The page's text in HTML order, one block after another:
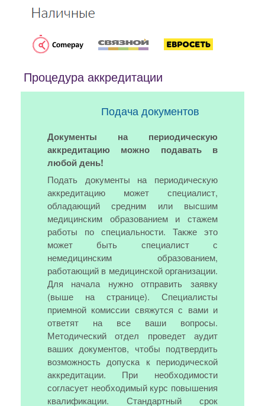
Процедура аккредитации
Подача документов
Документы на периодическую
аккредитацию можно подавать в
любой день!
Подать документы на периодическую
аккредитацию может специалист,
обладающий средним или высшим
медицинским образованием и стажем
работы по специальности. Также это
может быть специалист с
немедицинским образованием,
работающий в медицинской организации.
Для начала нужно отправить заявку
(выше на странице). Специалисты
приемной комиссии свяжутся с вами и
ответят на все ваши вопросы.
Методический отдел проведет аудит
ваших документов, чтобы подтвердить
возможность допуска к периодической
аккредитации. При необходимости
согласует необходимый курс повышения
квалификации. Стандартный срок